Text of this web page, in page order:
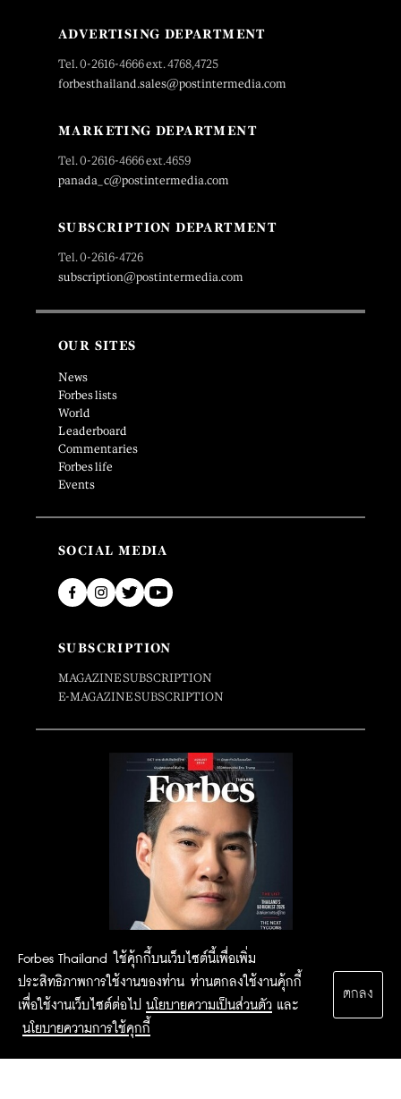
Forbes Thailand ใช้คุ้กกี้บนเว็บไซต์นี้เพื่อเพิ่ม
ประสิทธิภาพการใช้งานของท่าน ท่านตกลงใช้งานคุ้กกี้
เพื่อใช้งานเว็บไซต์ต่อไป นโยบายความเป็นส่วนตัว และ
นโยบายความการใช้คุกกี้
ตกลง
ADVERTISING DEPARTMENT
Tel. 0-2616-4666 ext. 4768,4725
forbesthailand.sales@postintermedia.com
MARKETING DEPARTMENT
Tel. 0-2616-4666 ext.4659
panada_c@postintermedia.com
SUBSCRIPTION DEPARTMENT
Tel. 0-2616-4726
subscription@postintermedia.com
OUR SITES
News
Forbes lists
World
Leaderboard
Commentaries
Forbes life
Events
SOCIAL MEDIA
SUBSCRIPTION
MAGAZINE SUBSCRIPTION
E-MAGAZINE SUBSCRIPTION
2015 Forbesthailand.com ALL RIGHTS RESERVED